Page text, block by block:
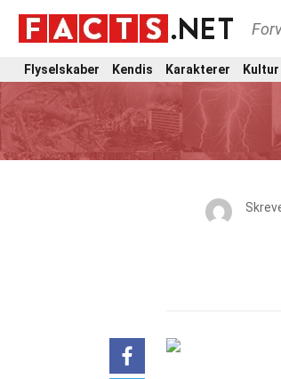
Flyselskaber Kendis Karakterer Kultur